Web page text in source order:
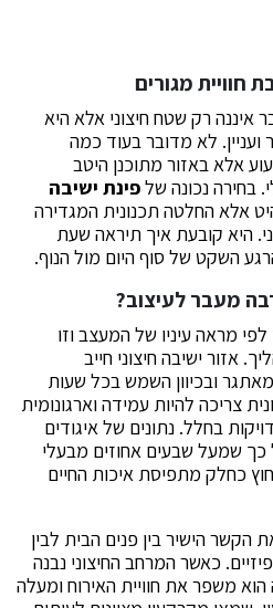
חוויית מגורים
איננה רק שטח חיצוני אלא היא
לא מדובר בעוד כמה
אלא באזור מתוכנן היטב
בחירה נכונה שלפינת ישיבה
אלא החלטה תכנונית המגדירה
היא קובעת איך תיראה שעת
השקט של סוף היום מול הנוף.
מעבר לעיצוב?
מראה עיניו של המעצב וזו
אזור ישיבה חיצוני חייב
ובכיוון השמש בכל שעות
צריכה להיות עמידה וארגונומית
בחלל. נתונים של איגודים
כך שמעל שבעים אחוזים מבעלי
כחלק מתפיסת איכות החיים
הקשר הישיר בין פנים הבית לבין
כאשר המרחב החיצוני נבנה
משפר את חוויית האירוח ומעלה